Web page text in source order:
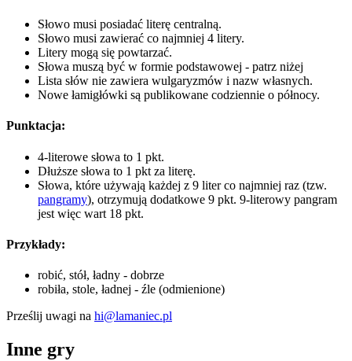
Słowo musi posiadać literę centralną.
Słowo musi zawierać co najmniej 4 litery.
Litery mogą się powtarzać.
Słowa muszą być w formie podstawowej - patrz niżej
Lista słów nie zawiera wulgaryzmów i nazw własnych.
Nowe łamigłówki są publikowane codziennie o północy.
Punktacja:
4-literowe słowa to 1 pkt.
Dłuższe słowa to 1 pkt za literę.
Słowa, które używają każdej z 9 liter co najmniej raz (tzw.
pangramy), otrzymują dodatkowe 9 pkt. 9-literowy pangram
jest więc wart 18 pkt.
Przykłady:
robić, stół, ładny - dobrze
robiła, stole, ładnej - źle (odmienione)
Prześlij uwagi na hi@lamaniec.pl
Inne gry